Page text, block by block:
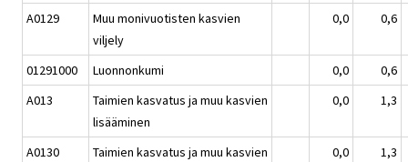
A0129
Muu monivuotisten kasvien
viljely
0,0 0,6
01291000 Luonnonkumi 0,0
0,6
A013
Taimien kasvatus ja muu kasvien
lisääminen
0,0 1,3
A0130
Taimien kasvatus ja muu kasvien
0,0 1,3